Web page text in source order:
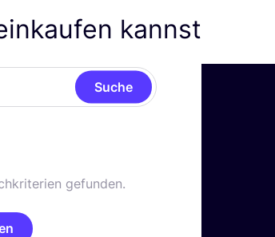
kannst
Suche
gefunden.